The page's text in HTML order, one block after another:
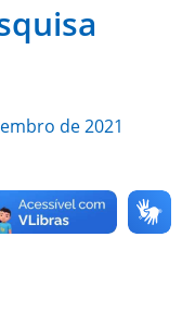
de 2021